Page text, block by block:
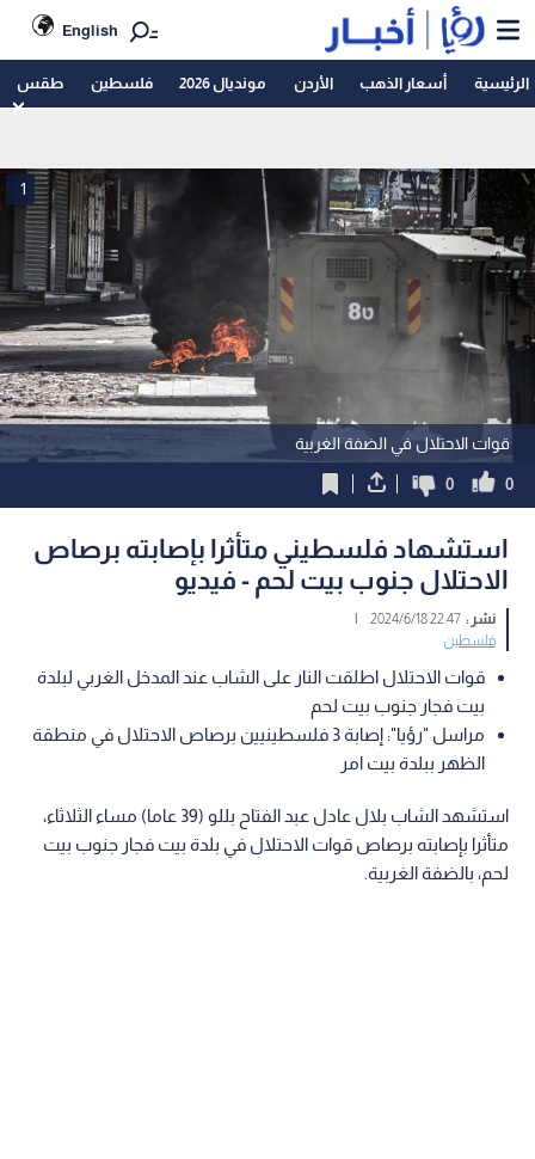
English
الرئيسية أسعار الذهب الأردن مونديال 2026 فلسطين طقس
قوات الاحتلال في الضفة الغربية
1
0
0
استشهاد فلسطيني متأثرا بإصابته برصاص
الاحتلال جنوب بيت لحم - فيديو
نشر :22:47 2024/6/18
|
فلسطين
قوات الاحتلال اطلقت النار على الشاب عند المدخل الغربي لبلدة
بيت فجار جنوب بيت لحم
مراسل "رؤيا": إصابة 3 فلسطينيين برصاص الاحتلال في منطقة
الظهر ببلدة بيت امر
استشهد الشاب بلال عادل عبد الفتاح بللو (39 عاما) مساء الثلاثاء،
متأثرا بإصابته برصاص قوات الاحتلال في بلدة بيت فجار جنوب بيت
لحم، بالضفة الغربية.